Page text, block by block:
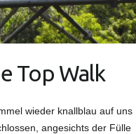
Top Walk
wieder knallblau auf uns
angesichts der Fülle